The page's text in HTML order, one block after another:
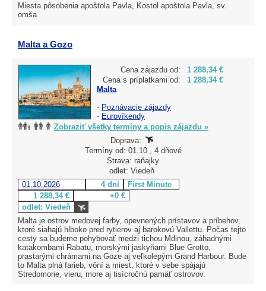
Miesta pôsobenia apoštola Pavla, Kostol apoštola Pavla, sv.
omša.
Malta a Gozo
Cena zájazdu od:
1 288,34 €
Cena s príplatkami od:
1 288,34 €
Malta
- Poznávacie zájazdy
- Eurovíkendy
Zobraziť všetky termíny a popis zájazdu »
Doprava:
Termíny od: 01.10., 4 dňové
Strava: raňajky
odlet: Viedeň
01.10.2026
4 dni
First Minute
1 288,34 €
+0 €
odlet: Viedeň
Malta je ostrov medovej farby, opevnených prístavov a príbehov,
ktoré siahajú hlboko pred rytierov aj barokovú Vallettu. Počas tejto
cesty sa budeme pohybovať medzi tichou Mdinou, záhadnými
katakombami Rabatu, morskými jaskyňami Blue Grotto,
prastarými chrámami na Goze aj veľkolepým Grand Harbour. Bude
to Malta plná farieb, vôní a miest, ktoré v sebe spájajú
Stredomorie, vieru, more aj tisícročnú pamäť ostrovov.